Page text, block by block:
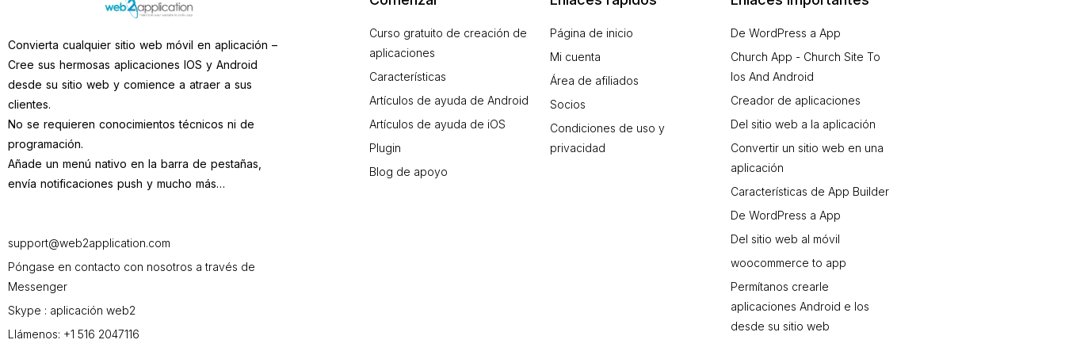
Convierta cualquier sitio web móvil en aplicación –
Cree sus hermosas aplicaciones IOS y Android
desde su sitio web y comience a atraer a sus
clientes.
No se requieren conocimientos técnicos ni de
programación.
Añade un menú nativo en la barra de pestañas,
envía notificaciones push y mucho más…
support@web2application.com
Póngase en contacto con nosotros a través de
Messenger
Skype : aplicación web2
Llámenos: +1 516 2047116
Curso gratuito de creación de
aplicaciones
Características
Artículos de ayuda de Android
Artículos de ayuda de iOS
Plugin
Blog de apoyo
Página de inicio
Mi cuenta
Área de afiliados
Socios
Condiciones de uso y
privacidad
De WordPress a App
Church App - Church Site To
Ios And Android
Creador de aplicaciones
Del sitio web a la aplicación
Convertir un sitio web en una
aplicación
Características de App Builder
De WordPress a App
Del sitio web al móvil
woocommerce to app
Permítanos crearle
aplicaciones Android e Ios
desde su sitio web